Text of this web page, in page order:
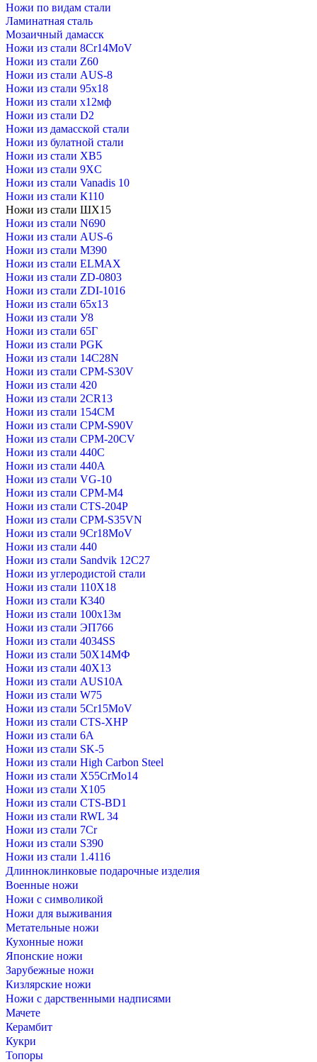
Ножи по видам стали
Ламинатная сталь
Мозаичный дамасск
Ножи из стали 8Cr14MoV
Ножи из стали Z60
Ножи из стали AUS-8
Ножи из стали 95х18
Ножи из стали х12мф
Ножи из стали D2
Ножи из дамасской стали
Ножи из булатной стали
Ножи из стали XB5
Ножи из стали 9XC
Ножи из стали Vanadis 10
Ножи из стали К110
Ножи из стали ШХ15
Ножи из стали N690
Ножи из стали AUS-6
Ножи из стали M390
Ножи из стали ELMAX
Ножи из стали ZD-0803
Ножи из стали ZDI-1016
Ножи из стали 65х13
Ножи из стали У8
Ножи из стали 65Г
Ножи из стали PGK
Ножи из стали 14C28N
Ножи из стали CPM-S30V
Ножи из стали 420
Ножи из стали 2CR13
Ножи из стали 154CM
Ножи из стали CPM-S90V
Ножи из стали CPM-20CV
Ножи из стали 440C
Ножи из стали 440А
Ножи из стали VG-10
Ножи из стали CPM-M4
Ножи из стали CTS-204P
Ножи из стали CPM-S35VN
Ножи из стали 9Cr18MoV
Ножи из стали 440
Ножи из стали Sandvik 12C27
Ножи из углеродистой стали
Ножи из стали 110Х18
Ножи из стали К340
Ножи из стали 100х13м
Ножи из стали ЭП766
Ножи из стали 4034SS
Ножи из стали 50Х14МФ
Ножи из стали 40Х13
Ножи из стали AUS10A
Ножи из стали W75
Ножи из стали 5Cr15MoV
Ножи из стали CTS-XHP
Ножи из стали 6A
Ножи из стали SK-5
Ножи из стали High Carbon Steel
Ножи из стали X55CrMo14
Ножи из стали Х105
Ножи из стали CTS-BD1
Ножи из стали RWL 34
Ножи из стали 7Cr
Ножи из стали S390
Ножи из стали 1.4116
Длинноклинковые подарочные изделия
Военные ножи
Ножи с символикой
Ножи для выживания
Метательные ножи
Кухонные ножи
Японские ножи
Зарубежные ножи
Кизлярские ножи
Ножи с дарственными надписями
Мачете
Керамбит
Кукри
Топоры